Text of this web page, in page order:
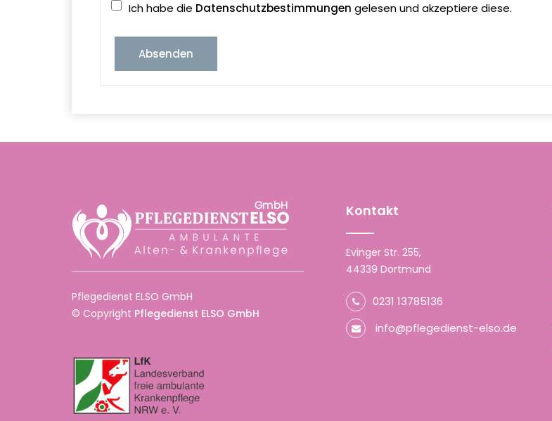
Ich habe die Datenschutzbestimmungen gelesen und akzeptiere diese.
Absenden
Pflegedienst ELSO GmbH
© Copyright Pflegedienst ELSO GmbH
Kontakt
Evinger Str. 255,
​​​​​​​44339 Dortmund
0231 13785136
info@pflegedienst-elso.de